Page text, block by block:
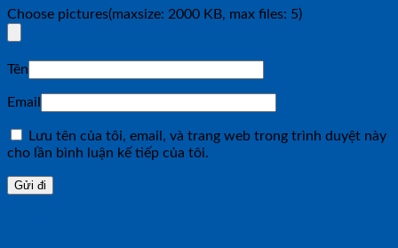
Choose pictures(maxsize: 2000 KB, max files: 5)
Tên
Email
Lưu tên của tôi, email, và trang web trong trình duyệt này
cho lần bình luận kế tiếp của tôi.